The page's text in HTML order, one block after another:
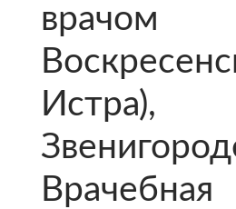
Врачебная